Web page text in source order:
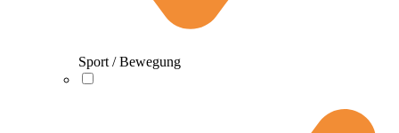
Sport / Bewegung